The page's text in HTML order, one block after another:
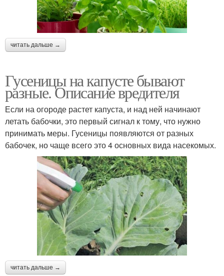
читать дальше →
Гусеницы на капусте бывают
разные. Описание вредителя
Если на огороде растет капуста, и над ней начинают
летать бабочки, это первый сигнал к тому, что нужно
принимать меры. Гусеницы появляются от разных
бабочек, но чаще всего это 4 основных вида насекомых.
читать дальше →